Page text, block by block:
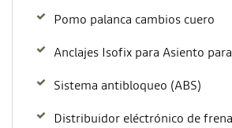
Pomo palanca cambios cuero
Anclajes Isofix para Asiento
Sistema antibloqueo (ABS)
Distribuidor eléctrónico de